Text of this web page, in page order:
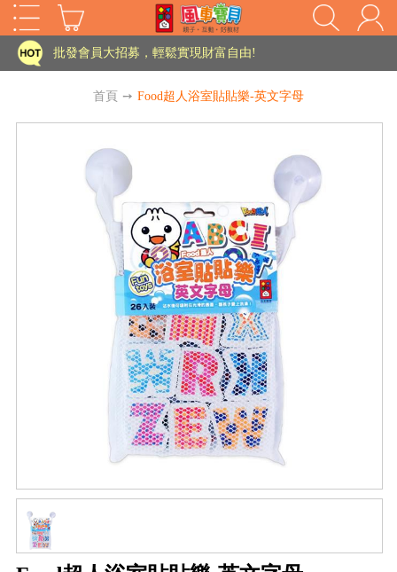
家長樂了!「風車書版集團暨FOOD超人企業總部」目前正興建中!
批發會員大招募，輕鬆實現財富自由!
老師您好!!幼教會員火熱招募中~
海外購物免煩惱！點我查看『海外購物流程說明』
批發會員大招募，輕鬆實現財富自由!
老師您好!!幼教會員火熱招募中~
海外購物免煩惱！點我查看『海外購物流程說明』
首頁 ➙ Food超人浴室貼貼樂-英文字母